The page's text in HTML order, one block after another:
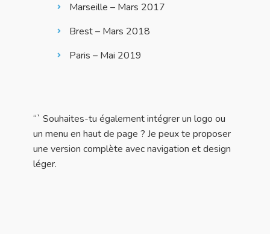
Marseille – Mars 2017
Brest – Mars 2018
Paris – Mai 2019
“` Souhaites-tu également intégrer un logo ou
un menu en haut de page ? Je peux te proposer
une version complète avec navigation et design
léger.